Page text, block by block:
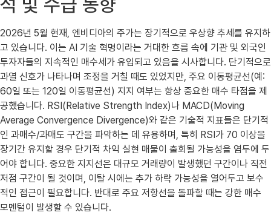
석 및 수급 동향
2026년 5월 현재, 엔비디아의 주가는 장기적으로 우상향 추세를 유지하
고 있습니다. 이는 AI 기술 혁명이라는 거대한 흐름 속에 기관 및 외국인
투자자들의 지속적인 매수세가 유입되고 있음을 시사합니다. 단기적으로
과열 신호가 나타나며 조정을 거칠 때도 있었지만, 주요 이동평균선(예:
60일 또는 120일 이동평균선) 지지 여부는 항상 중요한 매수 타점을 제
공했습니다. RSI(Relative Strength Index)나 MACD(Moving
Average Convergence Divergence)와 같은 기술적 지표들은 단기적
인 과매수/과매도 구간을 파악하는 데 유용하며, 특히 RSI가 70 이상을
장기간 유지할 경우 단기적 차익 실현 매물이 출회될 가능성을 염두에 두
어야 합니다. 중요한 지지선은 대규모 거래량이 발생했던 구간이나 직전
저점 구간이 될 것이며, 이탈 시에는 추가 하락 가능성을 열어두고 보수
적인 접근이 필요합니다. 반대로 주요 저항선을 돌파할 때는 강한 매수
모멘텀이 발생할 수 있습니다.